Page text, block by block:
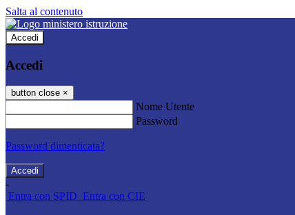
Salta al contenuto
Accedi
Accedi
button close ×
Nome Utente
Password
Password dimenticata?
-
Entra con SPID Entra con CIE